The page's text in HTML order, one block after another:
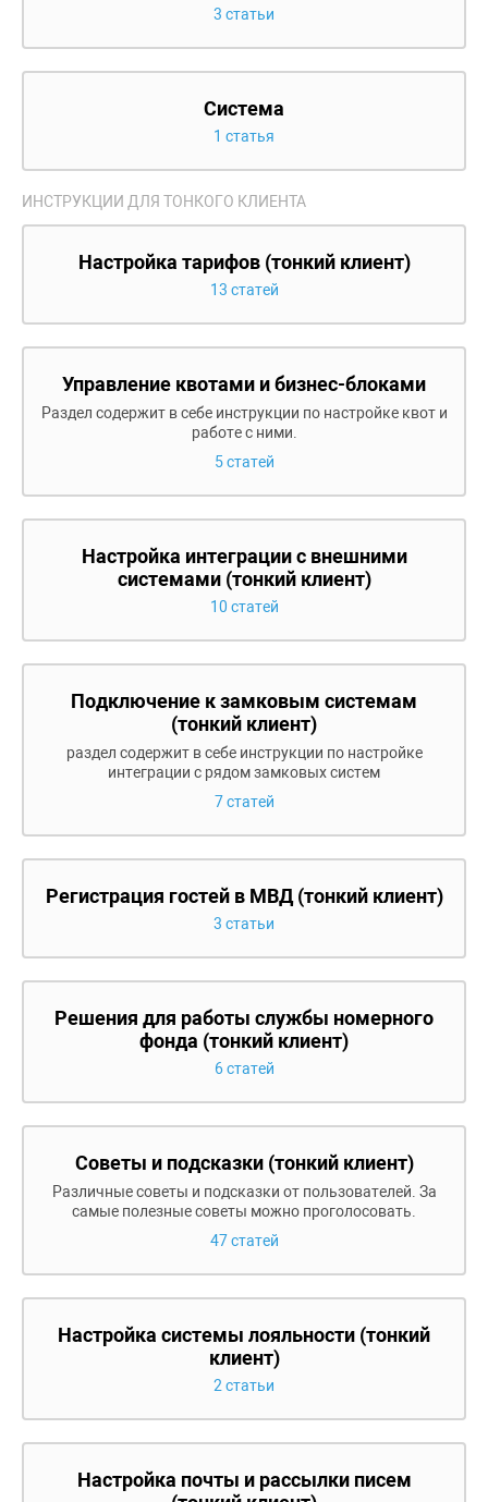
3 статьи
Система
1 статья
ИНСТРУКЦИИ ДЛЯ ТОНКОГО КЛИЕНТА
Настройка тарифов (тонкий клиент)
13 статей
Управление квотами и бизнес-блоками
Раздел содержит в себе инструкции по настройке квот и
работе с ними.
5 статей
Настройка интеграции с внешними
системами (тонкий клиент)
10 статей
Подключение к замковым системам
(тонкий клиент)
раздел содержит в себе инструкции по настройке
интеграции с рядом замковых систем
7 статей
Регистрация гостей в МВД (тонкий клиент)
3 статьи
Решения для работы службы номерного
фонда (тонкий клиент)
6 статей
Советы и подсказки (тонкий клиент)
Различные советы и подсказки от пользователей. За
самые полезные советы можно проголосовать.
47 статей
Настройка системы лояльности (тонкий
клиент)
2 статьи
Настройка почты и рассылки писем